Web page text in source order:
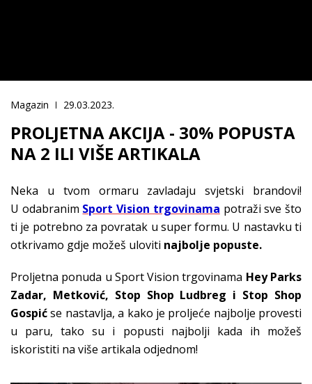
Magazin 29.03.2023.
PROLJETNA AKCIJA - 30% POPUSTA
NA 2 ILI VIŠE ARTIKALA
Neka u tvom ormaru zavladaju svjetski brandovi!
U odabranim Sport Vision trgovinama potraži sve što
ti je potrebno za povratak u super formu. U nastavku ti
otkrivamo gdje možeš uloviti najbolje popuste.
Proljetna ponuda u Sport Vision trgovinama Hey Parks
Zadar, Metković, Stop Shop Ludbreg i Stop Shop
Gospićse nastavlja, a kako je proljeće najbolje provesti
u paru, tako su i popusti najbolji kada ih možeš
iskoristiti na više artikala odjednom!